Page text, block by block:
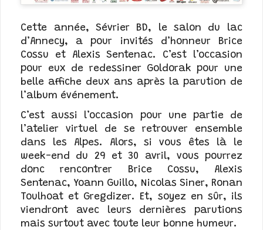
Cette année, Sévrier BD, le salon du lac
d’Annecy, a pour invités d’honneur Brice
Cossu et Alexis Sentenac. C’est l’occasion
pour eux de redessiner Goldorak pour une
belle affiche deux ans après la parution de
l’album événement.
C’est aussi l’occasion pour une partie de
l’atelier virtuel de se retrouver ensemble
dans les Alpes. Alors, si vous êtes là le
week-end du 29 et 30 avril, vous pourrez
donc rencontrer Brice Cossu, Alexis
Sentenac, Yoann Guillo, Nicolas Siner, Ronan
Toulhoat et Gregdizer. Et, soyez en sûr, ils
viendront avec leurs dernières parutions
mais surtout avec toute leur bonne humeur.